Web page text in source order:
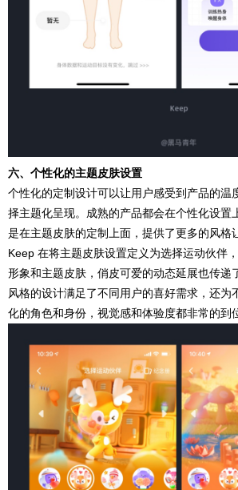
六、个性化的主题皮肤设置
个性化的定制设计可以让用户感受到产品的温
择主题化呈现。成熟的产品都会在个性化设置
是在主题皮肤的定制上面，提供了更多的风格
Keep 在将主题皮肤设置定义为选择运动伙伴
形象和主题皮肤，俏皮可爱的动态延展也传递
风格的设计满足了不同用户的喜好需求，还为
化的角色和身份，视觉感和体验度都非常的到